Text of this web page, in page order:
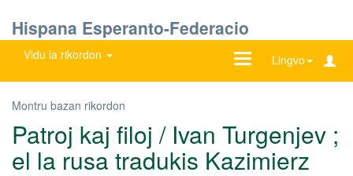
Hispana Esperanto-Federacio
Vidu la rikordon Lingvo
Ŝanĝu
Montru bazan rikordon
Patroj kaj filoj / Ivan Turgenjev ;
el la rusa tradukis Kazimierz